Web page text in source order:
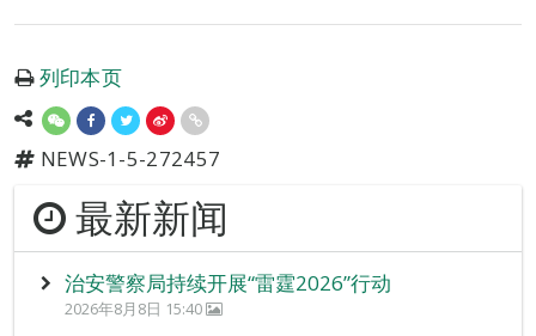
列印本页
NEWS-1-5-272457
最新新闻
治安警察局持续开展“雷霆2026”行动
2026年8月8日 15:40